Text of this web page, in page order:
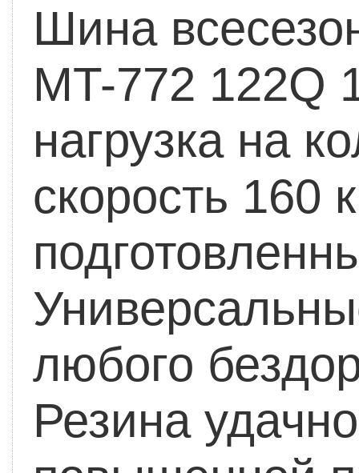
Шина
MT-772 122Q
нагрузка на
скорость 160
любого
Резина